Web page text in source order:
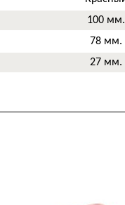
100 мм.
78 мм.
27 мм.